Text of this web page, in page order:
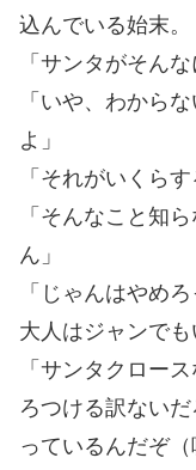
込んでいる始末。
「サンタがそん
「いや、わから
よ」
「それがいくら
「そんなこと知
ん」
「じゃんはやめ
大人はジャンでも
「サンタクロー
ろつける訳ない
っているんだぞ